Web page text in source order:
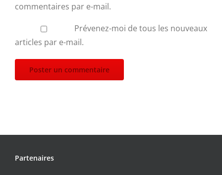
commentaires par e-mail.
Prévenez-moi de tous les nouveaux
articles par e-mail.
Partenaires